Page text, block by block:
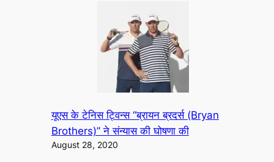
यूएस के टेनिस ट्विन्स “ब्रायन ब्रदर्स (Bryan
Brothers)” ने संन्यास की घोषणा की
August 28, 2020